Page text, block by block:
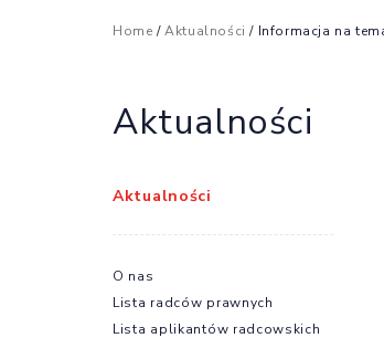
Home /Aktualności / Informacja na
Aktualności
Aktualności
O nas
Lista radców prawnych
Lista aplikantów radcowskich